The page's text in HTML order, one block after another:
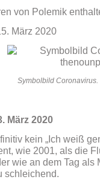
von Polemik
März 2020
Symbolbild
März 2020
kein „Ich weiß
wie 2001, als die
wie an dem Tag als
schleichend.